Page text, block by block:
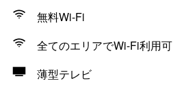
無料Wi-Fi
全てのエリアでWi-Fi利用可
薄型テレビ